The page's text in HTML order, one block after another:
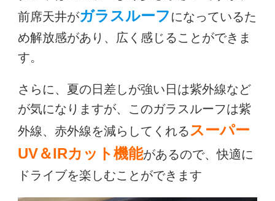
前席天井がガラスルーフ になっているた
め解放感があり、広く感じることができま
す。
さらに、夏の日差しが強い日は紫外線など
が気になりますが、このガラスルーフは紫
外線、赤外線を減らしてくれるスーパー
UV＆IRカット機能があるので、快適に
ドライブを楽しむことができます